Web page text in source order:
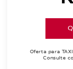
Oferta para
Consulte